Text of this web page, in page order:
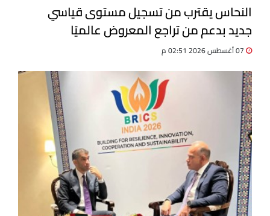
النحاس يقترب من تسجيل مستوى قياسي
جديد بدعم من تراجع المعروض عالميًا